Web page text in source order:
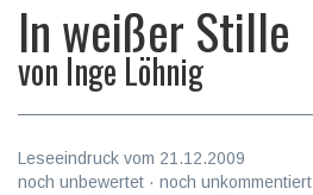
In weißer Stille
von Inge Löhnig
Leseeindruck vom 21.12.2009
noch unbewertet · noch unkommentiert